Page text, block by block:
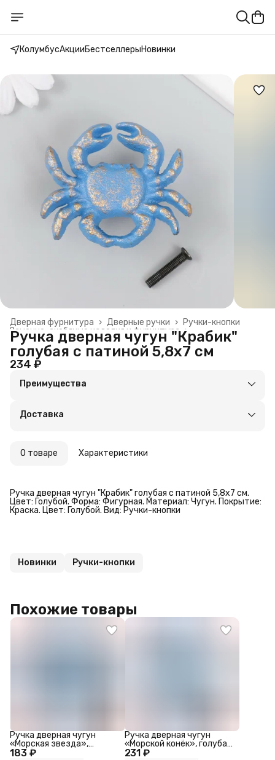
КолумбусАкцииБестселлерыНовинки
Ручки-кнопки
Дверные ручки ›
Дверная фурнитура ›
Замочно-скобяные изделия и фурнитура ›
Строительство и ремонт ›
Главная ›
Ручка дверная чугун "Крабик"
голубая с патиной 5,8х7 см
234 ₽
Преимущества
Удобный возврат
Доставка
О товаре Характеристики
Ручка дверная чугун "Крабик" голубая с патиной 5,8х7 см.
Цвет: Голубой. Форма: Фигурная. Материал: Чугун. Покрытие:
Краска. Цвет: Голубой. Вид: Ручки-кнопки
Новинки Ручки-кнопки
Похожие товары
183 ₽
Ручка дверная чугун
«Морская звезда»,
голубая с патиной, 6.6×7.4
231 ₽
Ручка дверная чугун
«Морской конёк», голубая
с патиной, 6.7×4.5 см